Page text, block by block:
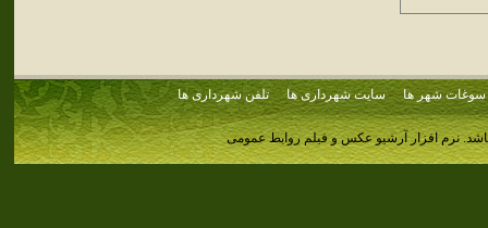
سوغات شهر ها سایت شهرداری ها تلفن شهرداری ها
نرم افزار آرشیو عکس و فیلم روابط عمومی